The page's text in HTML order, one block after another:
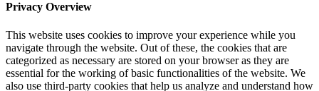
Privacy Overview
This website uses cookies to improve your experience while you
navigate through the website. Out of these, the cookies that are
categorized as necessary are stored on your browser as they are
essential for the working of basic functionalities of the website. We
also use third-party cookies that help us analyze and understand how